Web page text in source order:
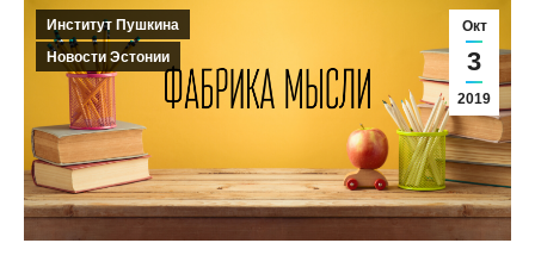
Окт
3
2019
Институт Пушкина
Новости Эстонии